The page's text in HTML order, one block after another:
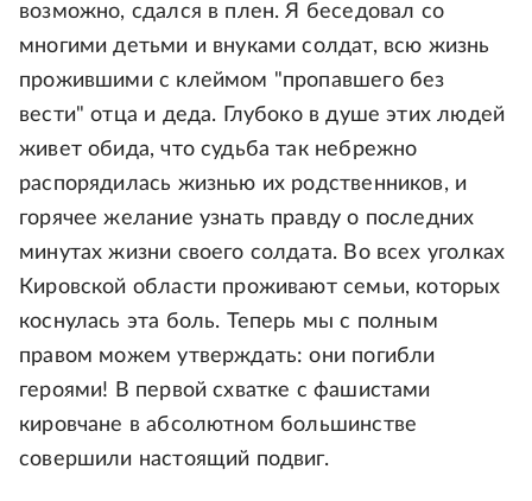
возможно, сдался в плен. Я беседовал со
многими детьми и внуками солдат, всю жизнь
прожившими с клеймом "пропавшего без
вести" отца и деда. Глубоко в душе этих людей
живет обида, что судьба так небрежно
распорядилась жизнью их родственников, и
горячее желание узнать правду о последних
минутах жизни своего солдата. Во всех уголках
Кировской области проживают семьи, которых
коснулась эта боль. Теперь мы с полным
правом можем утверждать: они погибли
героями! В первой схватке с фашистами
кировчане в абсолютном большинстве
совершили настоящий подвиг.